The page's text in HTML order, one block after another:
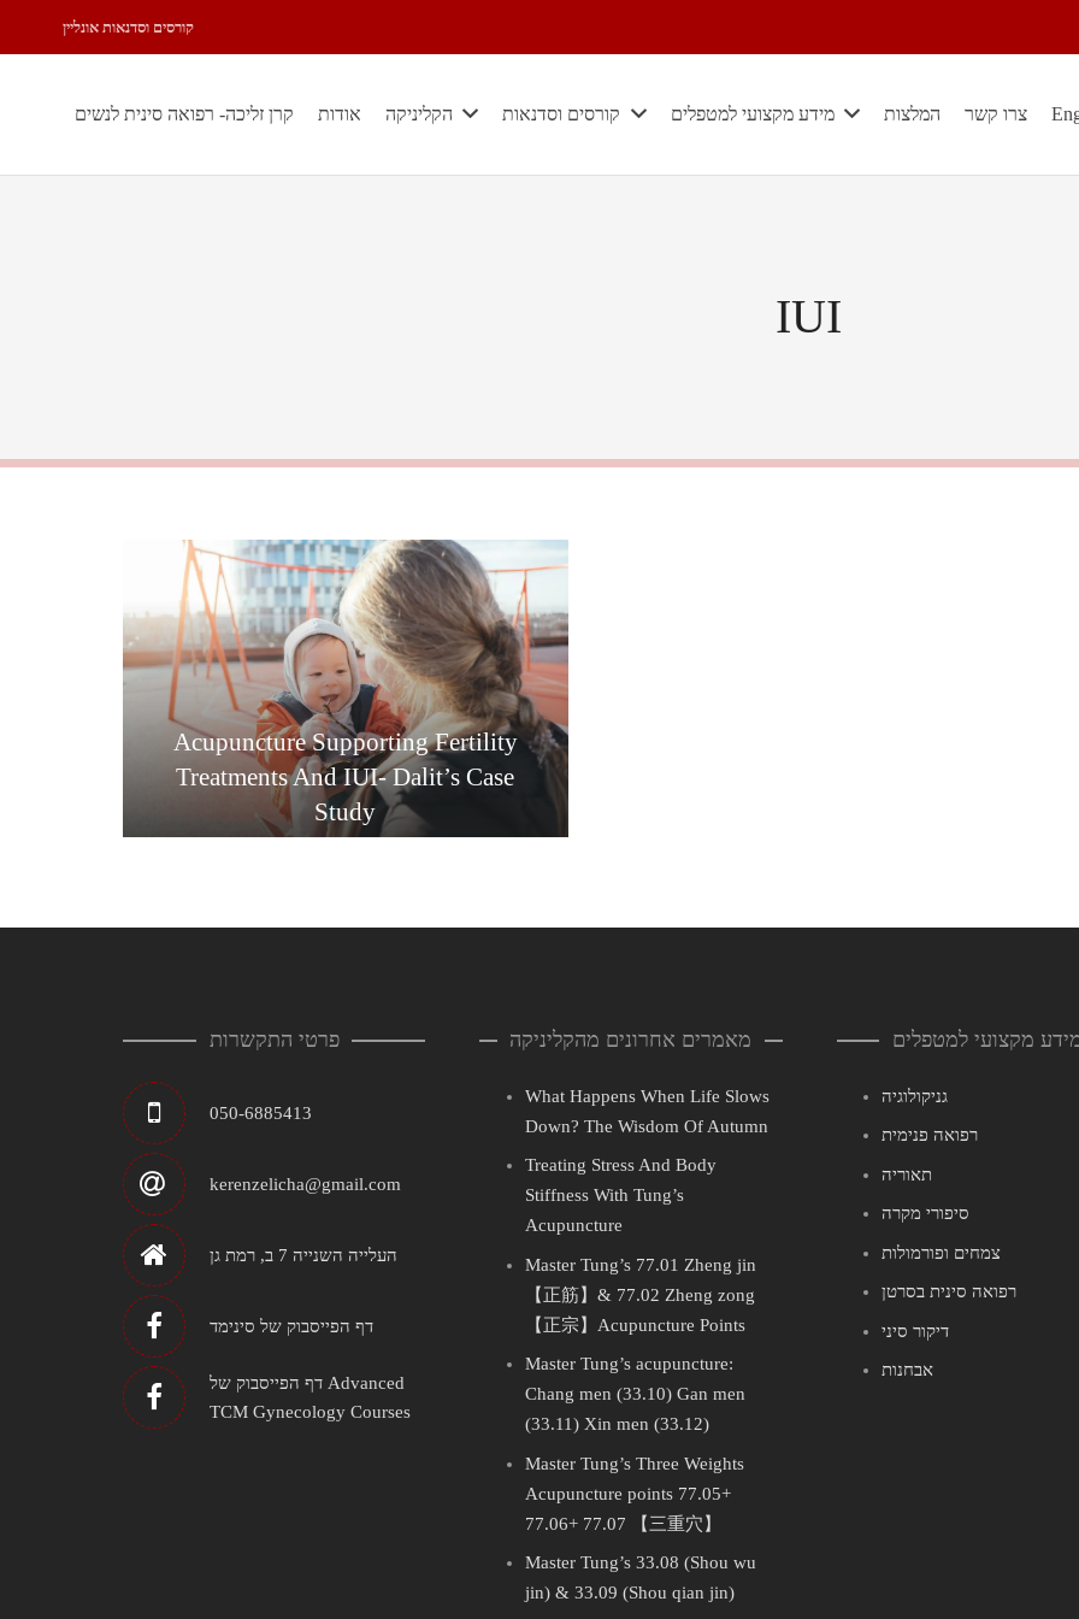
קורסים וסדנאות אונליין
קרן זליכה- רפואה סינית לנשים אודות הקליניקה קורסים וסדנאות מידע מקצועי למטפלים המלצות צרו קשר
IUI
Acupuncture Supporting Fertility
Treatments And IUI- Dalit’s Case
Study
פרטי התקשרות
050-6885413
kerenzelicha@gmail.com
העלייה השנייה 7 ב, רמת גן
דף הפייסבוק של סינימד
דף הפייסבוק של Advanced
TCM Gynecology Courses
מאמרים אחרונים מהקליניקה
What Happens When Life Slows
Down? The Wisdom Of Autumn
Treating Stress And Body
Stiffness With Tung’s
Acupuncture
Master Tung’s 77.01 Zheng jin
【正筋】& 77.02 Zheng zong
【正宗】Acupuncture Points
Master Tung’s acupuncture:
Chang men (33.10) Gan men
(33.11) Xin men (33.12)
Master Tung’s Three Weights
Acupuncture points 77.05+
77.06+ 77.07 【三重穴】
Master Tung’s 33.08 (Shou wu
jin) & 33.09 (Shou qian jin)
מקצועי למטפלים
גניקולוגיה
רפואה פנימית
תאוריה
סיפורי מקרה
צמחים ופורמולות
רפואה סינית בסרטן
דיקור סיני
אבחנות